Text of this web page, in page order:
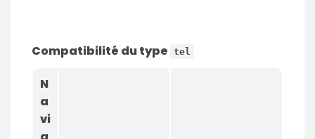
Compatibilité du type tel
N
a
vi